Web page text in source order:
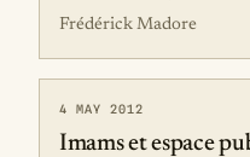
Frédérick Madore
4 MAY 2012
Imams et espace